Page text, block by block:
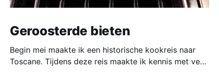
Geroosterde bieten
Begin mei maakte ik een historische kookreis naar
Toscane. Tijdens deze reis maakte ik kennis met veel